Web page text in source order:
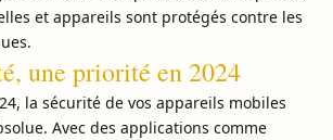
et appareils sont protégés contre les
une priorité en 2024
la sécurité de vos appareils mobiles
Avec des applications comme